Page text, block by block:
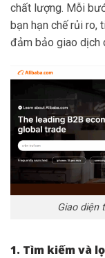
chất lượng. Mỗi
bạn hạn chế rủi ro,
đảm bảo giao dịch
Giao diện
1. Tìm kiếm và